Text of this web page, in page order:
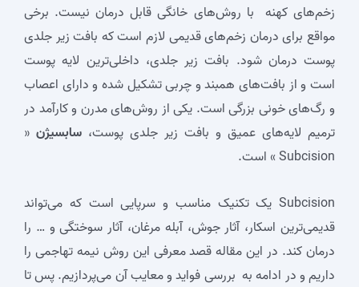
زخم‌های کهنه با روش‌های خانگی قابل درمان نیست. برخی
مواقع برای درمان زخم‌های قدیمی لازم است که بافت زیر جلدی
پوست درمان شود. بافت زیر جلدی، داخلی‌ترین لایه پوست
است و از بافت‌های همبند و چربی تشکیل شده و دارای اعصاب
و رگ‌های خونی بزرگی است. یکی از روش‌های مدرن و کارآمد در
ترمیم لایه‌های عمیق و بافت زیر جلدی پوست، سابسیژن «
Subcision » است.
Subcision یک تکنیک مناسب و سرپایی است که می‌تواند
قدیمی‌ترین اسکار، آثار جوش، آبله مرغان، آثار سوختگی و … را
درمان کند. در این مقاله قصد معرفی این روش نیمه تهاجمی را
داریم و در ادامه به بررسی فواید و معایب آن می‌پردازیم. پس تا